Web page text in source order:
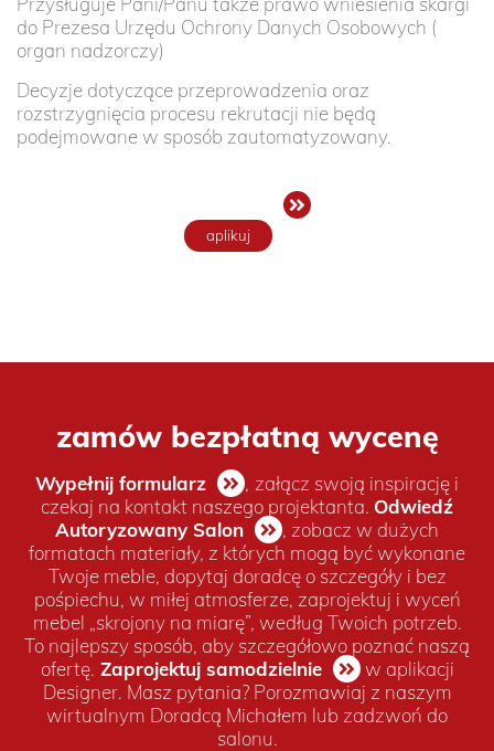
do Prezesa Urzędu Ochrony Danych Osobowych (
organ nadzorczy)
Decyzje dotyczące przeprowadzenia oraz
rozstrzygnięcia procesu rekrutacji nie będą
podejmowane w sposób zautomatyzowany.
aplikuj
zamów bezpłatną wycenę
Wypełnij formularz , załącz swoją inspirację i
czekaj na kontakt naszego projektanta. Odwiedź
Autoryzowany Salon
, zobacz w dużych
formatach materiały, z których mogą być wykonane
Twoje meble, dopytaj doradcę o szczegóły i bez
pośpiechu, w miłej atmosferze, zaprojektuj i wyceń
mebel „skrojony na miarę”, według Twoich potrzeb.
To najlepszy sposób, aby szczegółowo poznać naszą
ofertę. Zaprojektuj samodzielnie
w aplikacji
Designer. Masz pytania? Porozmawiaj z naszym
wirtualnym Doradcą Michałem lub zadzwoń do
salonu.